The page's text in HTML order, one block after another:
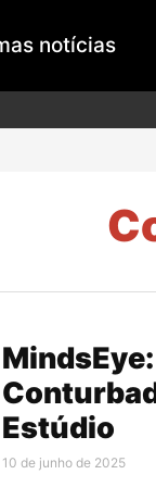
notícias
Estúdio
10 de junho de 2025